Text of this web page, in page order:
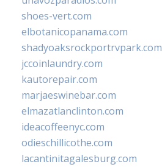
shoes-vert.com
elbotanicopanama.com
shadyoaksrockportrvpark.com
jccoinlaundry.com
kautorepair.com
marjaeswinebar.com
elmazatlanclinton.com
ideacoffeenyc.com
odieschillicothe.com
lacantinitagalesburg.com